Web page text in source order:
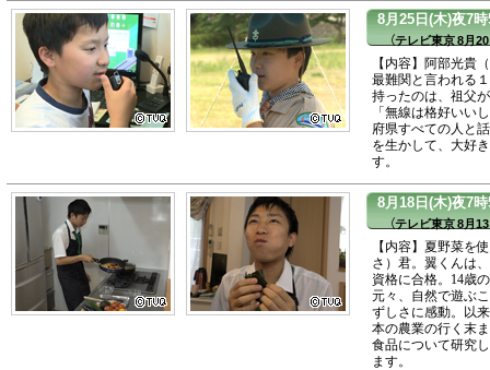
8月25日(木)夜7
（テレビ東京 8月
【内容】阿部光貴
最難関と言われる
持ったのは、祖父
「無線は格好いい
府県すべての人と
を生かして、大好
す。
8月18日(木)夜7
（テレビ東京 8月
【内容】夏野菜を
さ）君。翼くんは
資格に合格。14歳
元々、自然で遊ぶ
ずしさに感動。以
本の農業の行く末
食品について研究
ます。